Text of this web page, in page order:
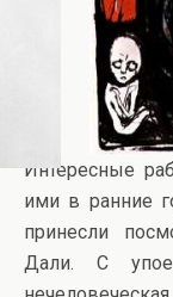
Интересные
ими в ранние
принесли
Дали. С